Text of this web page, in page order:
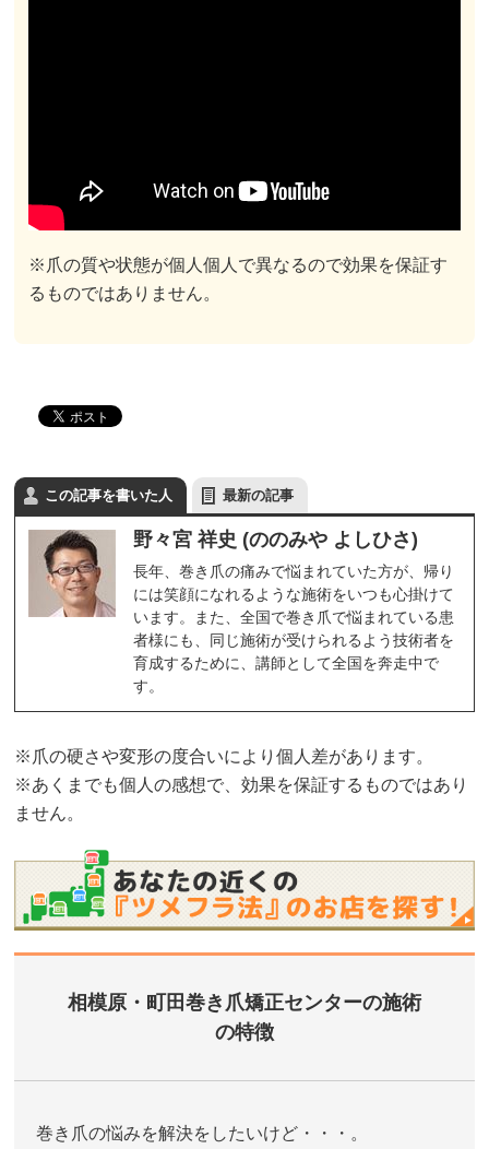
※爪の質や状態が個人個人で異なるので効果を保証す
るものではありません。
この記事を書いた人 最新の記事
野々宮 祥史 (ののみや よしひさ)
長年、巻き爪の痛みで悩まれていた方が、帰り
には笑顔になれるような施術をいつも心掛けて
います。また、全国で巻き爪で悩まれている患
者様にも、同じ施術が受けられるよう技術者を
育成するために、講師として全国を奔走中で
す。
※爪の硬さや変形の度合いにより個人差があります。
※あくまでも個人の感想で、効果を保証するものではあり
ません。
相模原・町田巻き爪矯正センターの施術
の特徴
巻き爪の悩みを解決をしたいけど・・・。